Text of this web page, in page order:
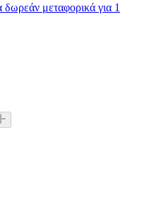
μεταφορικά για 1